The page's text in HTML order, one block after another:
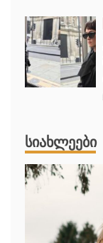
ᲡᲘᲐᲮᲚᲔᲔᲑᲘ